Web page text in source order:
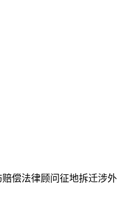
赔偿法律顾问征地拆迁涉